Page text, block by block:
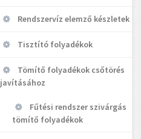
Rendszervíz elemző készletek
Tisztító folyadékok
Tömítő folyadékok csőtörés
javításához
Fűtési rendszer szivárgás
tömítő folyadékok